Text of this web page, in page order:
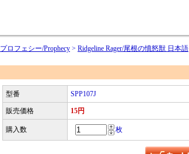
プロフェシー/Prophecy > Ridgeline Rager/尾根の憤怒獣 日本語
型番 SPP107J
販売価格 15円
購入数 枚